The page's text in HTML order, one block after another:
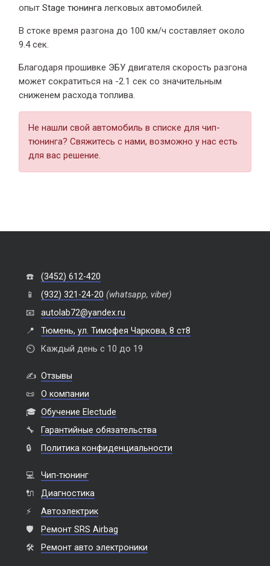
опытStage тюнинга легковых автомобилей.
В стоке время разгонадо 100 км/ч составляет около
9.4 сек.
Благодаря прошивке ЭБУ двигателя скорость разгона
может сократиться на -2.1 сек со значительным
сниженем расхода топлива.
Не нашли свой автомобиль в списке для чип-
тюнинга? Свяжитесь с нами, возможно у нас есть
для вас решение.
☎️
(3452) 612-420
📱
(932) 321-24-20 (whatsapp, viber)
📧
autolab72@yandex.ru
📍
Тюмень, ул. Тимофея Чаркова, 8 ст8
⏲️
Каждый день с 10 до 19
✍️ Отзывы
📜
О компании
🎓 Обучение Electude
🔧
Гарантийные обязательства
🔒
Политика конфиденциальности
💻
Чип-тюнинг
🔌
Диагностика
⚡
Автоэлектрик
🛡️
Ремонт SRS Airbag
🛠️
Ремонт авто электроники